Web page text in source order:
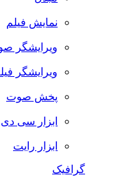
نمایش فیلم
ویرایشگر صوت
ویرایشگر فیلم
پخش صوت
ابزار سی دی
ابزار رایت
گرافیک